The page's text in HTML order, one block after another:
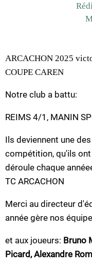
ARCACHON 2025
COUPE CAREN
Notre club a battu:
REIMS 4/1, MANIN
Ils deviennent une
compétition, qu'ils
déroule chaque
TC ARCACHON
Merci au directeur
année gère nos
et aux joueurs: Bruno
Picard, Alexandre